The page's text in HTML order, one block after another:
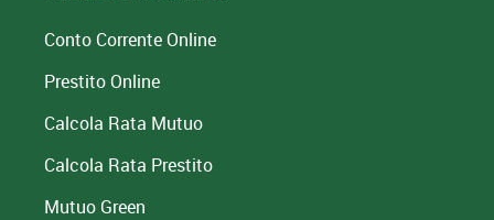
Conto Corrente Online
Prestito Online
Calcola Rata Mutuo
Calcola Rata Prestito
Mutuo Green